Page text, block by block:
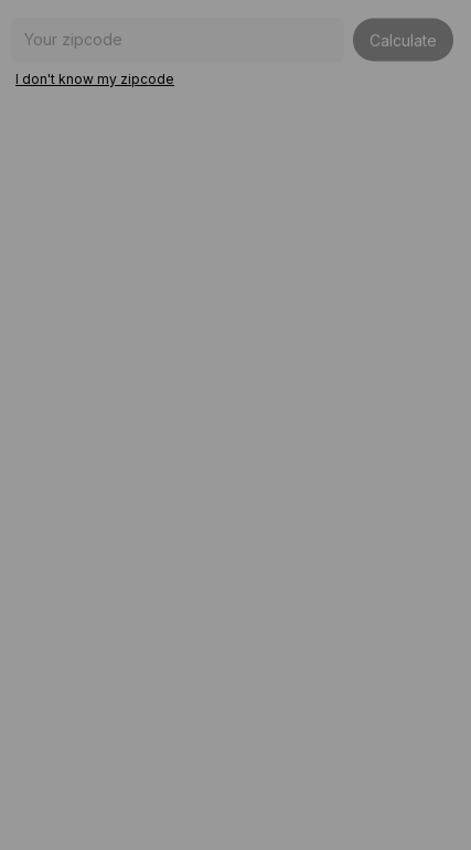
Calculate
I don't know my zipcode